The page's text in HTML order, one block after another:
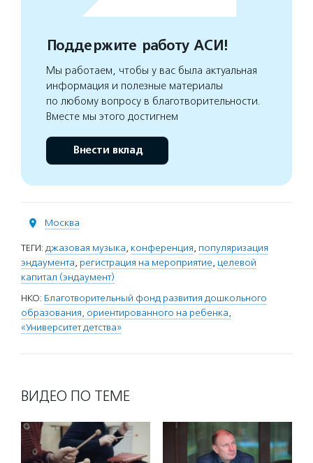
Поддержите работу АСИ!
Мы работаем, чтобы у вас была актуальная
информация и полезные материалы
по любому вопросу в благотворительности.
Вместе мы этого достигнем
Внести вклад
Москва
ТЕГИ: джазовая музыка, конференция, популяризация
эндаумента, регистрация на мероприятие, целевой
капитал (эндаумент)
НКО: Благотворительный фонд развития дошкольного
образования, ориентированного на ребенка,
«Университет детства»
ВИДЕО ПО ТЕМЕ